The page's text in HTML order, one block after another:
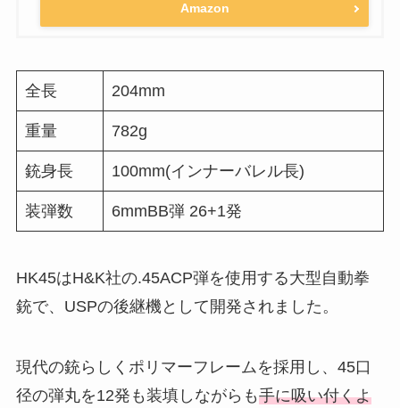
Amazon
全長 204mm
重量 782g
銃身長 100mm(インナーバレル長)
装弾数 6mmBB弾 26+1発
HK45はH&K社の.45ACP弾を使用する大型自動拳
銃で、USPの後継機として開発されました。
現代の銃らしくポリマーフレームを採用し、45口
径の弾丸を12発も装填しながらも手に吸い付くよ